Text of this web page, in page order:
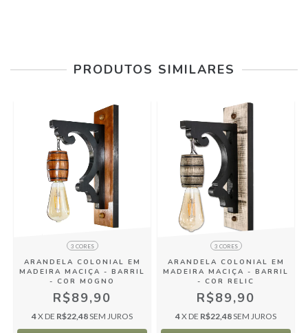
PRODUTOS SIMILARES
3 CORES
ARANDELA COLONIAL EM
MADEIRA MACIÇA - BARRIL
- COR MOGNO
R$89,90
4X DE R$22,48SEM JUROS
3 CORES
ARANDELA COLONIAL EM
MADEIRA MACIÇA - BARRIL
- COR RELIC
R$89,90
4X DE R$22,48SEM JUROS